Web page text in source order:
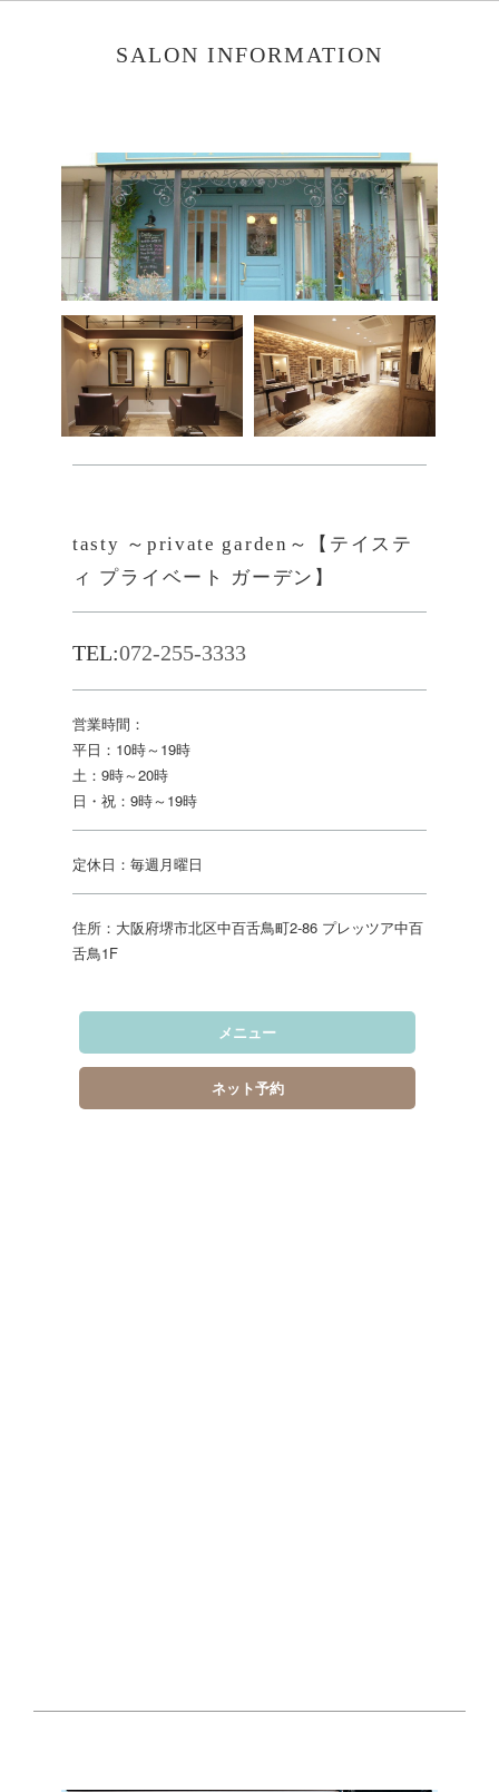
SALON INFORMATION
tasty ～private garden～【テイステ
ィ プライベート ガーデン】
TEL:072-255-3333
営業時間：
平日：10時～19時
土：9時～20時
日・祝：9時～19時
定休日：毎週月曜日
住所：大阪府堺市北区中百舌鳥町2-86 プレッツア中百
舌鳥1F
メニュー
ネット予約